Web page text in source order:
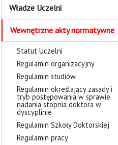
Władze Uczelni
Wewnętrzne akty normatywne
Statut Uczelni
Regulamin organizacyjny
Regulamin studiów
Regulamin określający zasady i
tryb postępowania w sprawie
nadania stopnia doktora w
dyscyplinie
Regulamin Szkoły Doktorskiej
Regulamin pracy